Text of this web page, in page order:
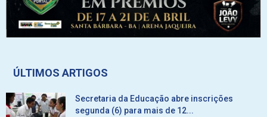
ÚLTIMOS ARTIGOS
Secretaria da Educação abre inscrições
segunda (6) para mais de 12...